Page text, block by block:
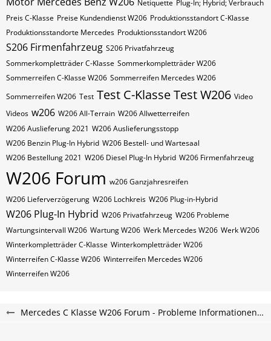
Netiquette Plug-In; Hybrid; Verbrauch
Preis C-Klasse Preise Kundendienst W206 Produktionsstandort C-Klasse
Produktionsstandorte Mercedes Produktionsstandort W206
S206 Firmenfahrzeug S206 Privatfahrzeug
Sommerkompletträder C-Klasse Sommerkompletträder W206
Sommerreifen C-Klasse W206 Sommerreifen Mercedes W206
Sommerreifen W206 Test Test C-KlasseTest W206 Video
Videos w206 W206 All-Terrain W206 Allwetterreifen
W206 Auslieferung 2021 W206 Auslieferungsstopp
W206 Benzin Plug-In Hybrid W206 Bestell- und Wartesaal
W206 Bestellung 2021 W206 Diesel Plug-In Hybrid W206 Firmenfahrzeug
W206 Forum w206 Ganzjahresreifen
W206 Lieferverzögerung W206 Lochkreis W206 Plug-in-Hybrid
W206 Plug-In Hybrid W206 Privatfahrzeug W206 Probleme
Wartungsintervall W206 Wartung W206 Werk Mercedes W206 Werk W206
Winterkompletträder C-Klasse Winterkompletträder W206
Winterreifen C-Klasse W206 Winterreifen Mercedes W206
Winterreifen W206
Mercedes C Klasse W206 Forum - Probleme Informationen und Erfahrungen